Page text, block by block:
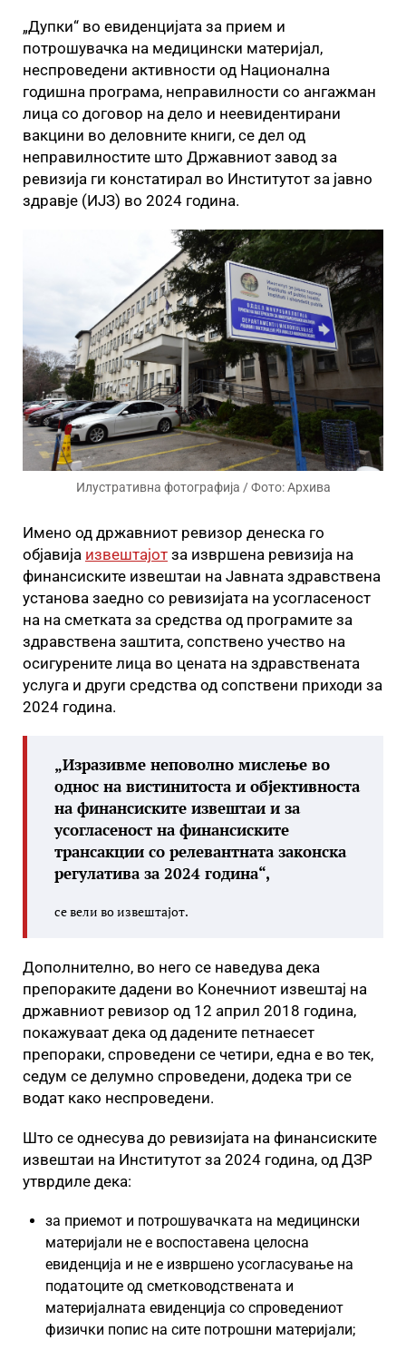
„Дупки“ во евиденцијата за прием и
потрошувачка на медицински материјал,
неспроведени активности од Национална
годишна програма, неправилности со ангажман
лица со договор на дело и неевидентирани
вакцини во деловните книги, се дел од
неправилностите што Државниот завод за
ревизија ги констатирал во Институтот за јавно
здравје (ИЈЗ) во 2024 година.
Илустративна фотографија / Фото: Архива
Имено од државниот ревизор денеска го
објавија извештајот за извршена ревизија на
финансиските извештаи на Јавната здравствена
установа заедно со ревизијата на усогласеност
на на сметката за средства од програмите за
здравствена заштита, сопствено учество на
осигурените лица во цената на здравствената
услуга и други средства од сопствени приходи за
2024 година.
„Изразивме неповолно мислење во
однос на вистинитоста и објективноста
на финансиските извештаи и за
усогласеност на финансиските
трансакции со релевантната законска
регулатива за 2024 година“,
се вели во извештајот.
Дополнително, во него се наведува дека
препораките дадени во Конечниот извештај на
државниот ревизор од 12 април 2018 година,
покажуваат дека од дадените петнаесет
препораки, спроведени се четири, една е во тек,
седум се делумно спроведени, додека три се
водат како неспроведени.
Што се однесува до ревизијата на финансиските
извештаи на Институтот за 2024 година, од ДЗР
утврдиле дека:
за приемот и потрошувачката на медицински
материјали не е воспоставена целосна
евиденција и не е извршено усогласување на
податоците од сметководствената и
материјалната евиденција со спроведениот
физички попис на сите потрошни материјали;